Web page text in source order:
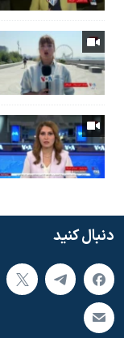
دنبال کنید